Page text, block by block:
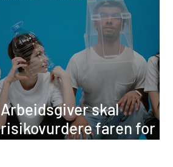
Arbeidsgiver skal
risikovurdere faren for